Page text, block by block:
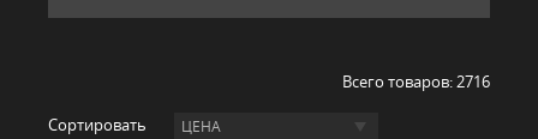
Всего товаров:2716
Сортировать
ЦЕНА